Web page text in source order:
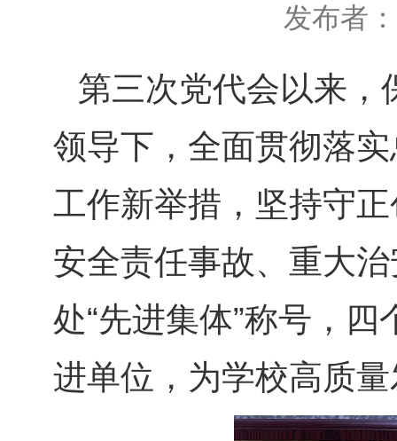
发布者
第三次党代会以来，
领导下，全面贯彻落
工作新举措，坚持守
安全责任事故、重大
处“先进集体”称号，
进单位，为学校高质